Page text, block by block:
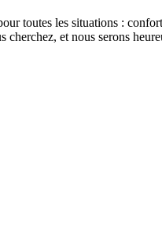
toutes les situations :
cherchez, et nous serons